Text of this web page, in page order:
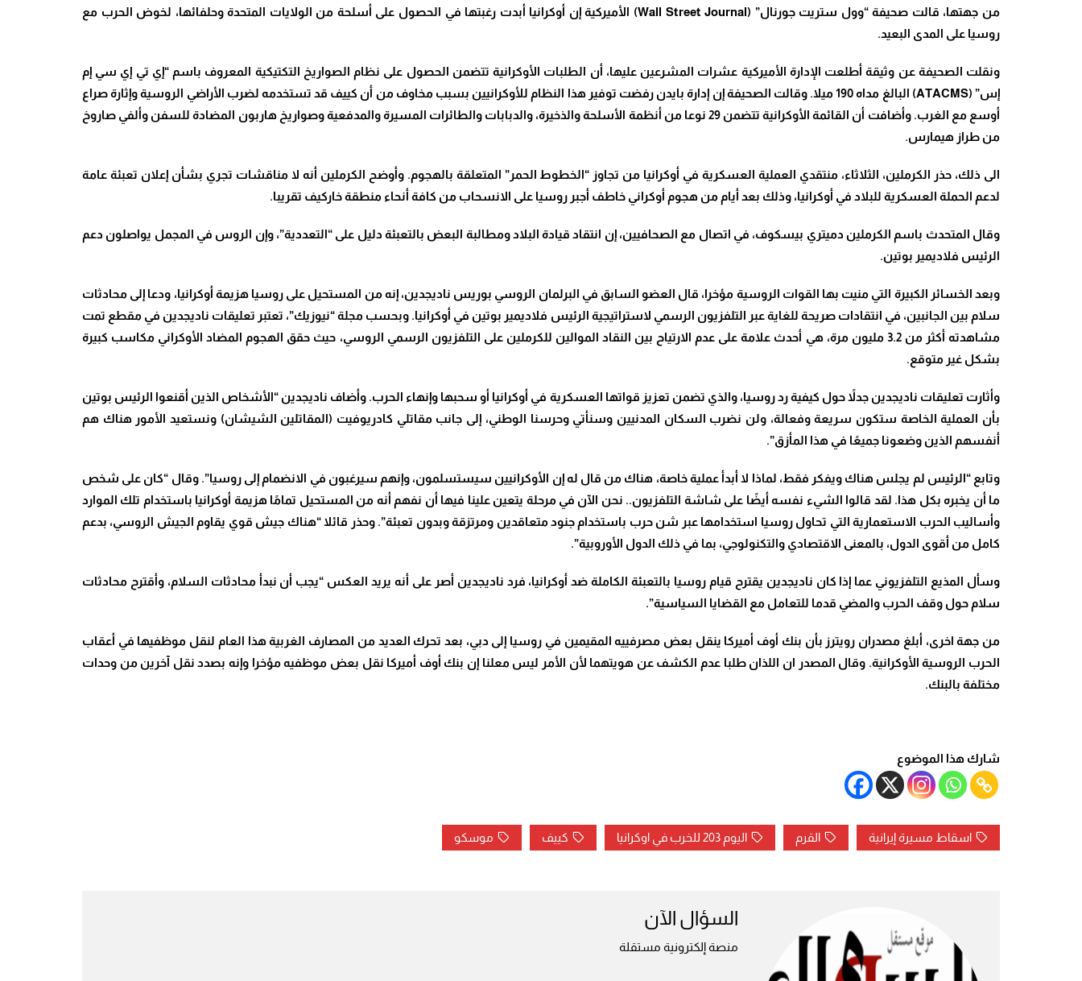
من جهتها، قالت صحيفة “وول ستريت جورنال” (Wall Street Journal) الأميركية إن أوكرانيا أبدت رغبتها في الحصول على أسلحة من الولايات المتحدة وحلفائها، لخوض الحرب مع
روسيا على المدى البعيد.
ونقلت الصحيفة عن وثيقة أطلعت الإدارة الأميركية عشرات المشرعين عليها، أن الطلبات الأوكرانية تتضمن الحصول على نظام الصواريخ التكتيكية المعروف باسم “إي تي إي سي إم
إس” (ATACMS) البالغ مداه 190 ميلا. وقالت الصحيفة إن إدارة بايدن رفضت توفير هذا النظام للأوكرانيين بسبب مخاوف من أن كييف قد تستخدمه لضرب الأراضي الروسية وإثارة صراع
أوسع مع الغرب. وأضافت أن القائمة الأوكرانية تتضمن 29 نوعا من أنظمة الأسلحة والذخيرة، والدبابات والطائرات المسيرة والمدفعية وصواريخ هاربون المضادة للسفن وألفي صاروخ
من طراز هيمارس.
الى ذلك، حذر الكرملين، الثلاثاء، منتقدي العملية العسكرية في أوكرانيا من تجاوز “الخطوط الحمر” المتعلقة بالهجوم. وأوضح الكرملين أنه لا مناقشات تجري بشأن إعلان تعبئة عامة
لدعم الحملة العسكرية للبلاد في أوكرانيا، وذلك بعد أيام من هجوم أوكراني خاطف أجبر روسيا على الانسحاب من كافة أنحاء منطقة خاركيف تقريبا.
وقال المتحدث باسم الكرملين دميتري بيسكوف، في اتصال مع الصحافيين، إن انتقاد قيادة البلاد ومطالبة البعض بالتعبئة دليل على “التعددية”، وإن الروس في المجمل يواصلون دعم
الرئيس فلاديمير بوتين.
وبعد الخسائر الكبيرة التي منيت بها القوات الروسية مؤخرا، قال العضو السابق في البرلمان الروسي بوريس ناديجدين، إنه من المستحيل على روسيا هزيمة أوكرانيا، ودعا إلى محادثات
سلام بين الجانبين، في انتقادات صريحة للغاية عبر التلفزيون الرسمي لاستراتيجية الرئيس فلاديمير بوتين في أوكرانيا. وبحسب مجلة “نيوزيك”، تعتبر تعليقات ناديجدين في مقطع تمت
مشاهدته أكثر من 3.2 مليون مرة، هي أحدث علامة على عدم الارتياح بين النقاد الموالين للكرملين على التلفزيون الرسمي الروسي، حيث حقق الهجوم المضاد الأوكراني مكاسب كبيرة
بشكل غير متوقع.
وأثارت تعليقات ناديجدين جدلاً حول كيفية رد روسيا، والذي تضمن تعزيز قواتها العسكرية في أوكرانيا أو سحبها وإنهاء الحرب. وأضاف ناديجدين “الأشخاص الذين أقنعوا الرئيس بوتين
بأن العملية الخاصة ستكون سريعة وفعالة، ولن نضرب السكان المدنيين وسنأتي وحرسنا الوطني، إلى جانب مقاتلي كادريوفيت (المقاتلين الشيشان) ونستعيد الأمور هناك هم
أنفسهم الذين وضعونا جميعًا في هذا المأزق”.
وتابع “الرئيس لم يجلس هناك ويفكر فقط، لماذا لا أبدأ عملية خاصة، هناك من قال له إن الأوكرانيين سيستسلمون، وإنهم سيرغبون في الانضمام إلى روسيا”. وقال “كان على شخص
ما أن يخبره بكل هذا. لقد قالوا الشيء نفسه أيضًا على شاشة التلفزيون.. نحن الآن في مرحلة يتعين علينا فيها أن نفهم أنه من المستحيل تمامًا هزيمة أوكرانيا باستخدام تلك الموارد
وأساليب الحرب الاستعمارية التي تحاول روسيا استخدامها عبر شن حرب باستخدام جنود متعاقدين ومرتزقة وبدون تعبئة”. وحذر قائلا “هناك جيش قوي يقاوم الجيش الروسي، بدعم
كامل من أقوى الدول، بالمعنى الاقتصادي والتكنولوجي، بما في ذلك الدول الأوروبية”.
وسأل المذيع التلفزيوني عما إذا كان ناديجدين يقترح قيام روسيا بالتعبئة الكاملة ضد أوكرانيا، فرد ناديجدين أصر على أنه يريد العكس “يجب أن نبدأ محادثات السلام، وأقترح محادثات
سلام حول وقف الحرب والمضي قدما للتعامل مع القضايا السياسية”.
من جهة اخرى، أبلغ مصدران رويترز بأن بنك أوف أميركا ينقل بعض مصرفييه المقيمين في روسيا إلى دبي، بعد تحرك العديد من المصارف الغربية هذا العام لنقل موظفيها في أعقاب
الحرب الروسية الأوكرانية. وقال المصدر ان اللذان طلبا عدم الكشف عن هويتهما لأن الأمر ليس معلنا إن بنك أوف أميركا نقل بعض موظفيه مؤخرا وإنه بصدد نقل آخرين من وحدات
مختلفة بالبنك.
شارك هذا الموضوع
اسقاط مسيرة إيرانية القرم اليوم 203 للخرب في اوكرانيا كييف موسكو
السؤال الآن
منصة إلكترونية مستقلة